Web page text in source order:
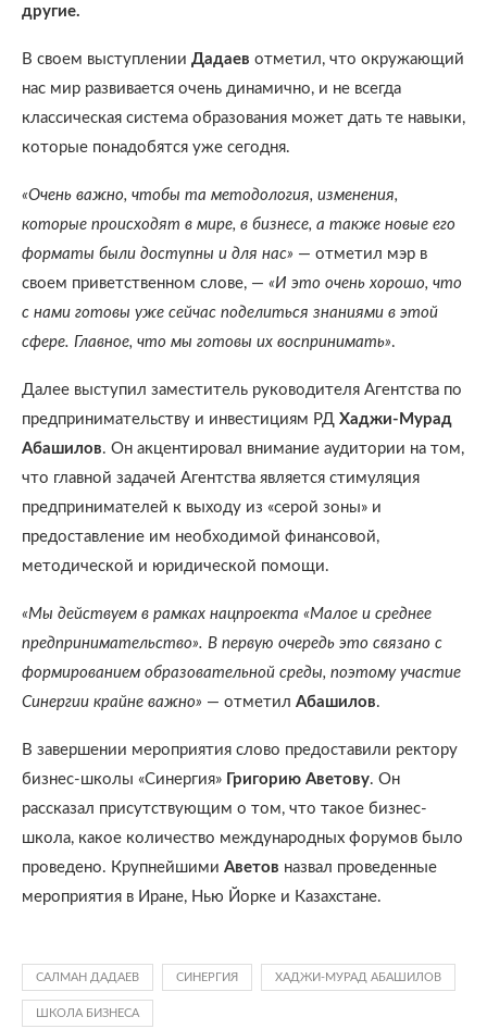
другие.
В своем выступлении Дадаев отметил, что окружающий
нас мир развивается очень динамично, и не всегда
классическая система образования может дать те навыки,
которые понадобятся уже сегодня.
«Очень важно, чтобы та методология, изменения,
которые происходят в мире, в бизнесе, а также новые его
форматы были доступны и для нас» — отметил мэр в
своем приветственном слове, — «И это очень хорошо, что
с нами готовы уже сейчас поделиться знаниями в этой
сфере. Главное, что мы готовы их воспринимать».
Далее выступил заместитель руководителя Агентства по
предпринимательству и инвестициям РД Хаджи-Мурад
Абашилов. Он акцентировал внимание аудитории на том,
что главной задачей Агентства является стимуляция
предпринимателей к выходу из «серой зоны» и
предоставление им необходимой финансовой,
методической и юридической помощи.
«Мы действуем в рамках нацпроекта «Малое и среднее
предпринимательство». В первую очередь это связано с
формированием образовательной среды, поэтому участие
Синергии крайне важно» — отметил Абашилов.
В завершении мероприятия слово предоставили ректору
бизнес-школы «Синергия» Григорию Аветову. Он
рассказал присутствующим о том, что такое бизнес-
школа, какое количество международных форумов было
проведено. Крупнейшими Аветов назвал проведенные
мероприятия в Иране, Нью Йорке и Казахстане.
САЛМАН ДАДАЕВ СИНЕРГИЯ ХАДЖИ-МУРАД АБАШИЛОВ
ШКОЛА БИЗНЕСА